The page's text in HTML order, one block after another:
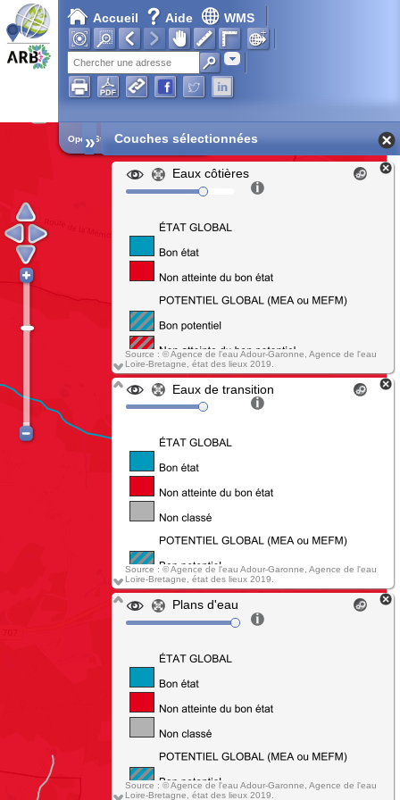
Accueil Aide WMS
Adresse
Open Street Map
» Couches sélectionnées
Eaux côtières
Source : © Agence de l'eau Adour-Garonne, Agence de l'eau
Loire-Bretagne, état des lieux 2019.
Eaux de transition
Source : © Agence de l'eau Adour-Garonne, Agence de l'eau
Loire-Bretagne, état des lieux 2019.
Plans d'eau
Source : © Agence de l'eau Adour-Garonne, Agence de l'eau
Loire-Bretagne, état des lieux 2019.